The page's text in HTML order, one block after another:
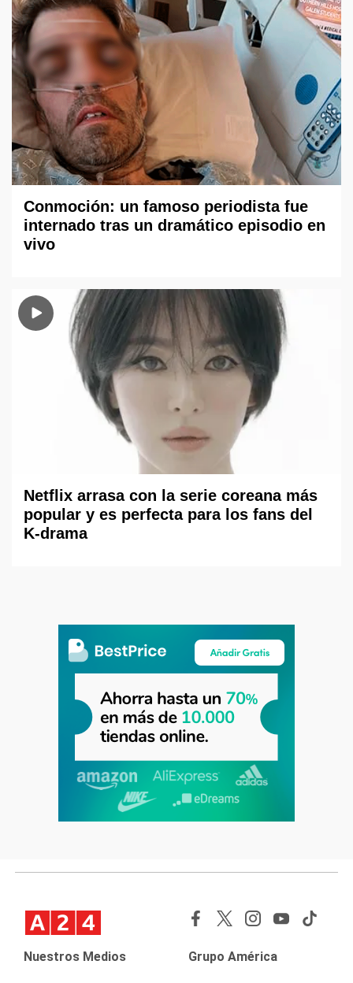
Conmoción: un famoso periodista fue
internado tras un dramático episodio en
vivo
Netflix arrasa con la serie coreana más
popular y es perfecta para los fans del
K-drama
Nuestros Medios Grupo América